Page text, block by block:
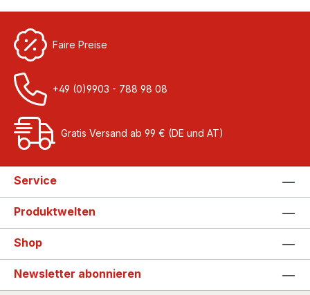
Faire Preise
+49 (0)9903 - 788 98 08
Gratis Versand ab 99 € (DE und AT)
Service
Produktwelten
Shop
Newsletter abonnieren